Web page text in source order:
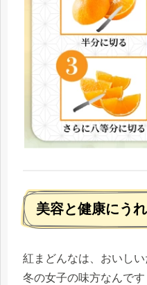
美容と健康にう
紅まどんなは、おいし
冬の女子の味方なんです